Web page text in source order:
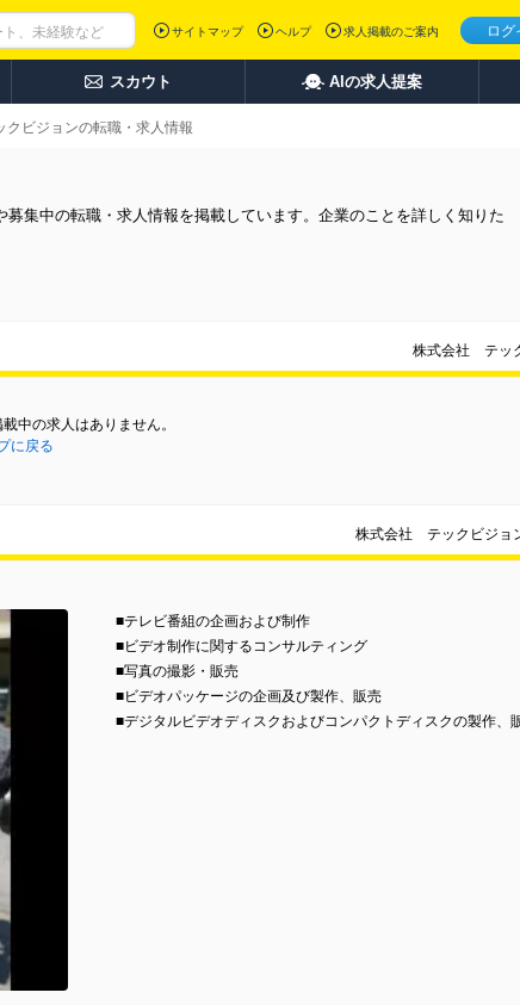
ログ
サイトマップ ヘルプ 求人掲載のご案内
スカウト AIの求人提案
ビジョンの転職・求人情報
集中の転職・求人情報を掲載しています。企業のことを詳しく知りた
株式会社 テッ
中の求人はありません。
に戻る
株式会社 テックビジョ
■テレビ番組の企画および制作
■ビデオ制作に関するコンサルティング
■写真の撮影・販売
■ビデオパッケージの企画及び製作、販売
■デジタルビデオディスクおよびコンパクトディスクの製作、